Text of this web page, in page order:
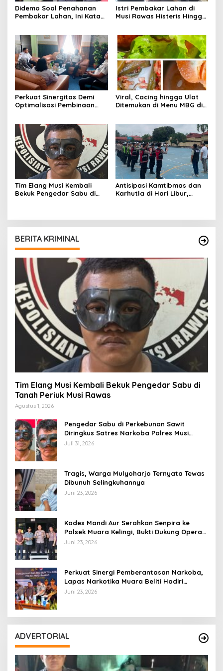
Didemo Soal Penahanan
Pembakar Lahan, Ini Kata
Istri Pembakar Lahan di
Musi Rawas Histeris Hingga
Perkuat Sinergitas Demi
Optimalisasi Pembinaan
Viral, Cacing hingga Ulat
Ditemukan di Menu MBG di
Tim Elang Musi Kembali
Bekuk Pengedar Sabu di
Antisipasi Kamtibmas dan
Karhutla di Hari Libur,
BERITA KRIMINAL
Tim Elang Musi Kembali Bekuk Pengedar Sabu di
Tanah Periuk Musi Rawas
Agustus 1, 2026
Pengedar Sabu di Perkebunan Sawit
Diringkus Satres Narkoba Polres Musi
Rawas
Juli 31, 2026
Tragis, Warga Mulyoharjo Ternyata Tewas
Dibunuh Selingkuhannya
Juni 23, 2026
Kades Mandi Aur Serahkan Senpira ke
Polsek Muara Kelingi, Bukti Dukung Operasi
Senpi Musi
Juni 23, 2026
Perkuat Sinergi Pemberantasan Narkoba,
Lapas Narkotika Muara Beliti Hadiri
Pemusnahan Barang Bukti
Juni 23, 2026
ADVERTORIAL